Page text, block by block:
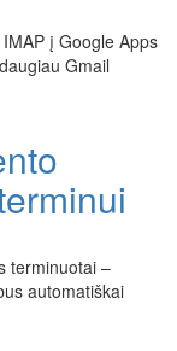
į Google Apps
Gmail
terminuotai –
automatiškai